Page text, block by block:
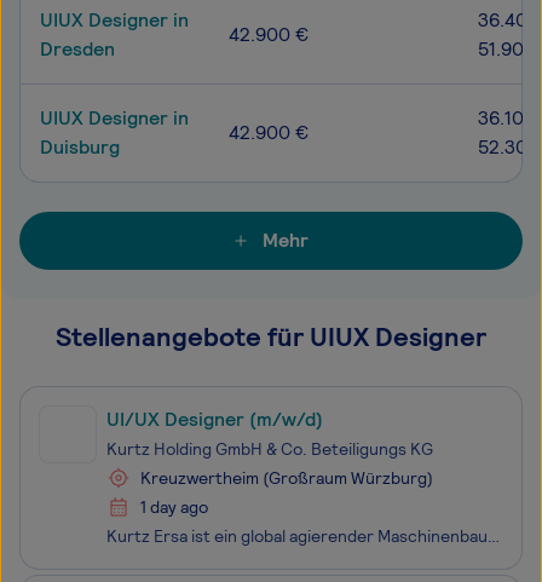
UIUX Designer in
Dresden
42.900 €
UIUX Designer in
Duisburg
42.900 €
Mehr
Stellenangebote für UIUX Designer
UI/UX Designer (m/w/d)
Kurtz Holding GmbH & Co. Beteiligungs KG
Kreuzwertheim (Großraum Würzburg)
1 day ago
Kurtz Ersa ist ein global agierender Maschinenbauer, gegründet 1779 und inhabergeführt in siebter Generation. Als Technologie- und Marktführer in den Bereichen Electronics Production Equipment, Moulding Machines und Automation optimieren wir die Herstellungsprozesse unserer Kunden. Weltweit unterhal